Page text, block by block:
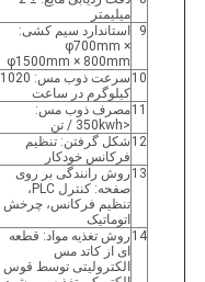
میلیمتر
9
استاندارد سیم کشی:
φ700mm ×
φ1500mm × 800mm
10
سرعت ذوب مس: 1020
کیلوگرم در ساعت
11مصرف ذوب مس:
<350kwh / تن
12 شکل گرفتن: تنظیم
فرکانس خودکار
13 روش رانندگی بر روی
صفحه: کنترل PLC،
تنظیم فرکانس، چرخش
اتوماتیک
14 روش تغذیه مواد: قطعه
ای از کاتد مس
الکترولیتی توسط قوس